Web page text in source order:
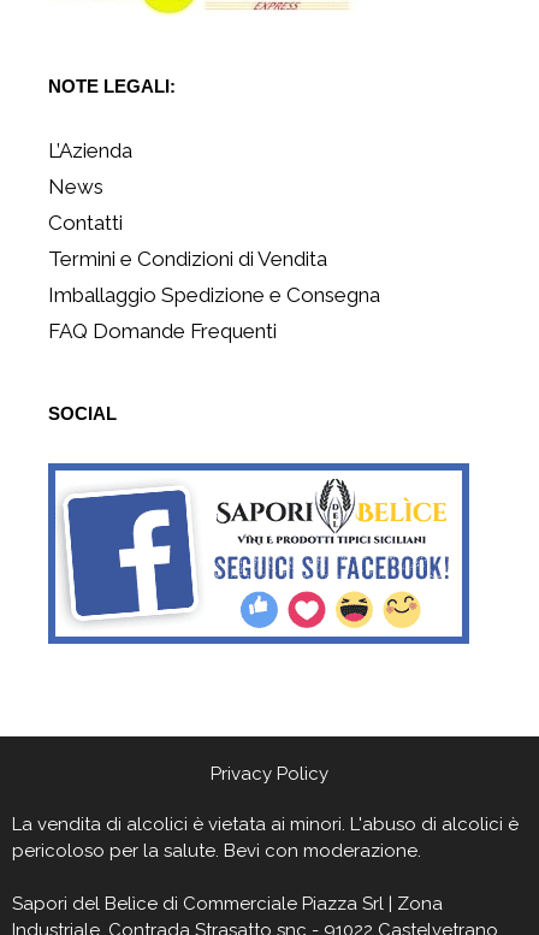
NOTE LEGALI:
L’Azienda
News
Contatti
Termini e Condizioni di Vendita
Imballaggio Spedizione e Consegna
FAQ Domande Frequenti
SOCIAL
Privacy Policy
La vendita di alcolici è vietata ai minori. L'abuso di alcolici è
pericoloso per la salute. Bevi con moderazione.
Sapori del Belìce di Commerciale Piazza Srl | Zona
Industriale, Contrada Strasatto snc - 91022 Castelvetrano